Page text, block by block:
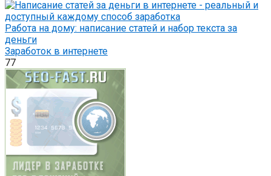
Работа на дому: написание статей и набор текста за
деньги
Заработок в интернете
77